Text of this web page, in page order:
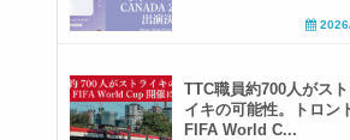
TTC職員約700人がス
イキの可能性。トロン
FIFA World C...